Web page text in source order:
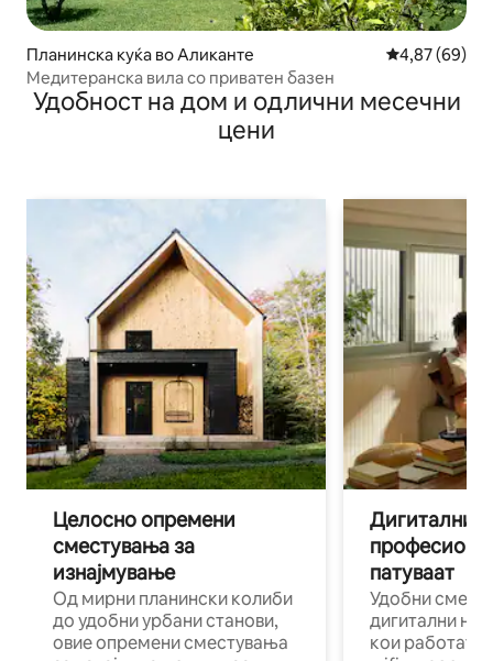
Планинска куќа во Аликанте Просечна
4,87 (69)
Медитеранска вила со приватен базен
Удобност на дом и одлични месечни
цени
Целосно опремени
сместувања за
изнајмување
Од мирни планински колиби
до удобни урбани станови,
овие опремени сместувања
Дигитални
патуваат
Удобни
дигитални
кои работат